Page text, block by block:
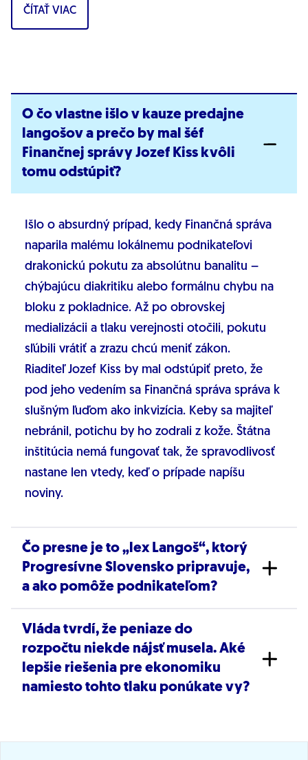
ČÍTAŤ VIAC
O čo vlastne išlo v kauze predajne
langošov a prečo by mal šéf
Finančnej správy Jozef Kiss kvôli
tomu odstúpiť?
Išlo o absurdný prípad, kedy Finančná správa
naparila malému lokálnemu podnikateľovi
drakonickú pokutu za absolútnu banalitu –
chýbajúcu diakritiku alebo formálnu chybu na
bloku z pokladnice. Až po obrovskej
medializácii a tlaku verejnosti otočili, pokutu
sľúbili vrátiť a zrazu chcú meniť zákon.
Riaditeľ Jozef Kiss by mal odstúpiť preto, že
pod jeho vedením sa Finančná správa správa k
slušným ľuďom ako inkvizícia. Keby sa majiteľ
nebránil, potichu by ho zodrali z kože. Štátna
inštitúcia nemá fungovať tak, že spravodlivosť
nastane len vtedy, keď o prípade napíšu
noviny.
Čo presne je to „lex Langoš“, ktorý
Progresívne Slovensko pripravuje,
a ako pomôže podnikateľom?
„Lex Langoš“ je balík konkrétnych a rozumných
opatrení, ktorými chceme zastaviť byrokratický
teror. Naším cieľom je priniesť do vzťahu štátu
Právo na chybu:Ak poctivý podnikateľ
Vláda tvrdí, že peniaze do
rozpočtu niekde nájsť musela. Aké
lepšie riešenia pre ekonomiku
namiesto tohto tlaku ponúkate vy?
Vláda Roberta Fica dusí ekonomiku